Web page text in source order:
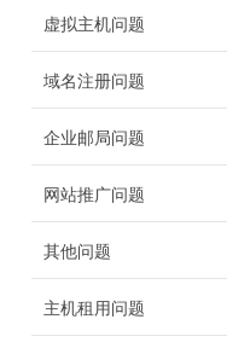
虚拟主机问题
域名注册问题
企业邮局问题
网站推广问题
其他问题
主机租用问题